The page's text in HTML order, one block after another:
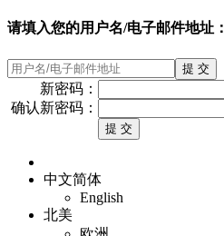
请填入您的用户名/电子邮件地址：
新密码：
确认新密码：
中文简体
English
北美